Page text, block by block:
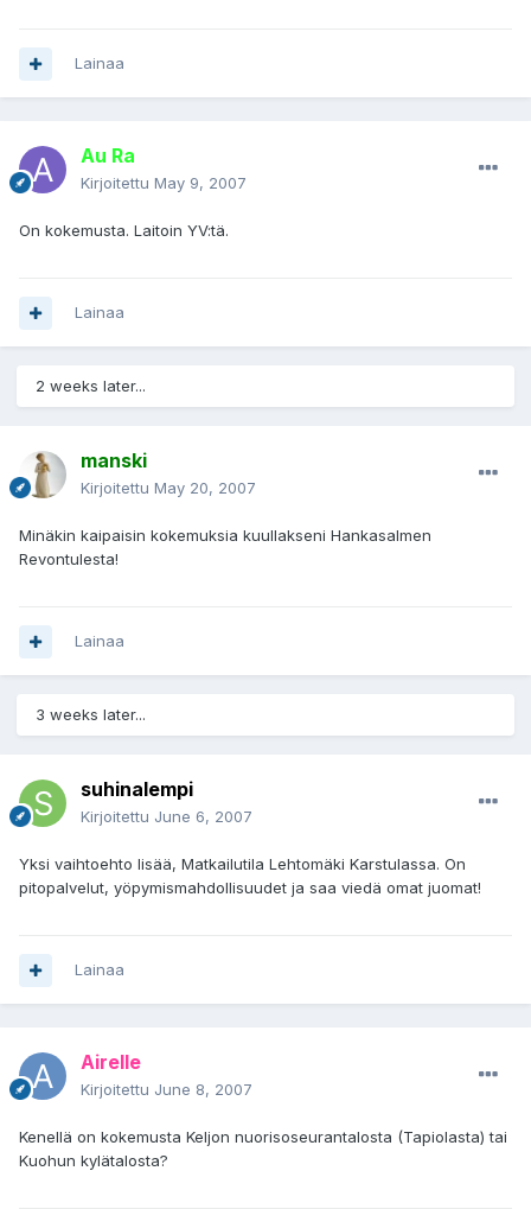
Lainaa
Au Ra
Kirjoitettu May 9, 2007
On kokemusta. Laitoin YV:tä.
Lainaa
2 weeks later...
manski
Kirjoitettu May 20, 2007
Minäkin kaipaisin kokemuksia kuullakseni Hankasalmen
Revontulesta!
Lainaa
3 weeks later...
suhinalempi
Kirjoitettu June 6, 2007
Yksi vaihtoehto lisää, Matkailutila Lehtomäki Karstulassa. On
pitopalvelut, yöpymismahdollisuudet ja saa viedä omat juomat!
Lainaa
Airelle
Kirjoitettu June 8, 2007
Kenellä on kokemusta Keljon nuorisoseurantalosta (Tapiolasta) tai
Kuohun kylätalosta?